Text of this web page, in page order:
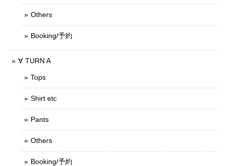
Others
Booking/予約
∀ TURN A
Tops
Shirt etc
Pants
Others
Booking/予約